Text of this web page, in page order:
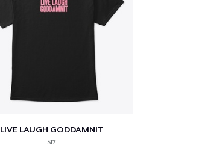
LIVE LAUGH GODDAMNIT
$17